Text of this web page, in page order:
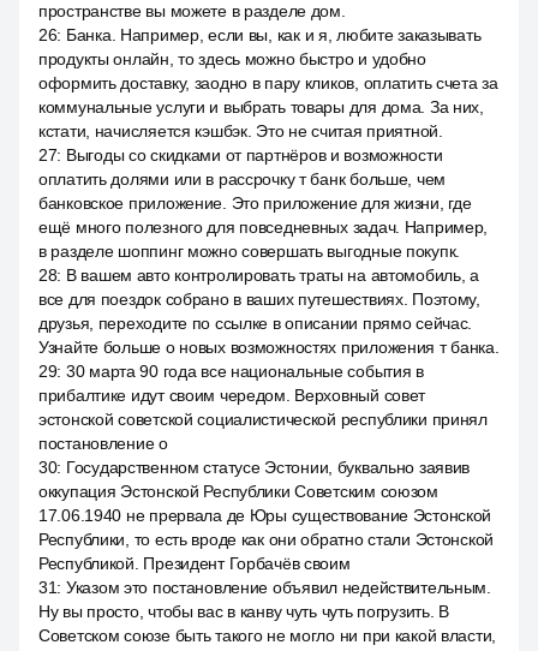
пространстве вы можете в разделе дом.
26: Банка. Например, если вы, как и я, любите заказывать
продукты онлайн, то здесь можно быстро и удобно
оформить доставку, заодно в пару кликов, оплатить счета за
коммунальные услуги и выбрать товары для дома. За них,
кстати, начисляется кэшбэк. Это не считая приятной.
27: Выгоды со скидками от партнёров и возможности
оплатить долями или в рассрочку т банк больше, чем
банковское приложение. Это приложение для жизни, где
ещё много полезного для повседневных задач. Например,
в разделе шоппинг можно совершать выгодные покупк.
28: В вашем авто контролировать траты на автомобиль, а
все для поездок собрано в ваших путешествиях. Поэтому,
друзья, переходите по ссылке в описании прямо сейчас.
Узнайте больше о новых возможностях приложения т банка.
29: 30 марта 90 года все национальные события в
прибалтике идут своим чередом. Верховный совет
эстонской советской социалистической республики принял
постановление о
30: Государственном статусе Эстонии, буквально заявив
оккупация Эстонской Республики Советским союзом
17.06.1940 не прервала де Юры существование Эстонской
Республики, то есть вроде как они обратно стали Эстонской
Республикой. Президент Горбачёв своим
31: Указом это постановление объявил недействительным.
Ну вы просто, чтобы вас в канву чуть чуть погрузить. В
Советском союзе быть такого не могло ни при какой власти,